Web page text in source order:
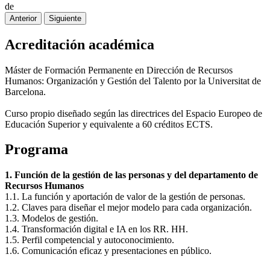
de
Anterior Siguiente
Acreditación académica
Máster de Formación Permanente en Dirección de Recursos
Humanos: Organización y Gestión del Talento por la Universitat de
Barcelona.
Curso propio diseñado según las directrices del Espacio Europeo de
Educación Superior y equivalente a 60 créditos ECTS.
Programa
1. Función de la gestión de las personas y del departamento de
Recursos Humanos
1.1. La función y aportación de valor de la gestión de personas.
1.2. Claves para diseñar el mejor modelo para cada organización.
1.3. Modelos de gestión.
1.4. Transformación digital e IA en los RR. HH.
1.5. Perfil competencial y autoconocimiento.
1.6. Comunicación eficaz y presentaciones en público.